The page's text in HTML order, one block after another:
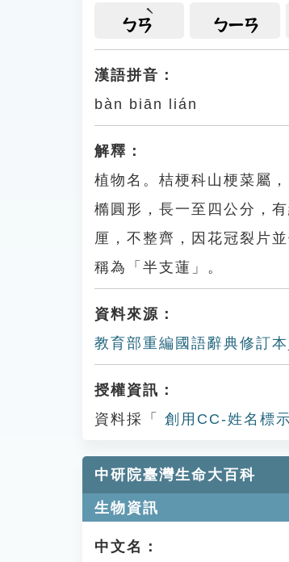
ㄅㄢ ㄅㄧㄢ
漢語拼音：
bàn biān lián
解釋：
植物名。桔梗科山梗菜屬
橢圓形，長一至四公分，
厘，不整齊，因花冠裂片
稱為「半支蓮」。
資料來源：
教育部重編國語辭典修訂
授權資訊：
資料採「
創用CC-姓名標
中研院臺灣生命大百科
生物資訊
中文名：